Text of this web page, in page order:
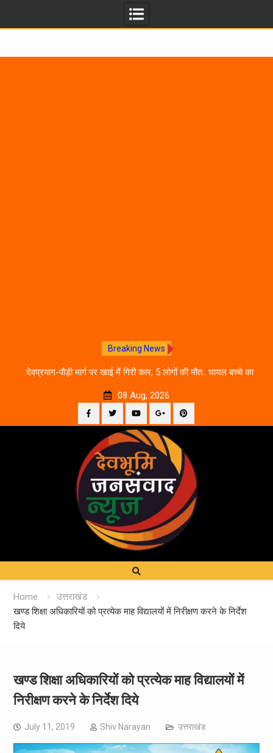
Breaking News
देवप्रयाग-पौड़ी मार्ग पर खाई में गिरी कार, 5 लोगों की मौत.. घायल बच्चे का
08 Aug, 2026
Facebook
TwitterYouTubePlus
Google
Home
उत्तराखंड
खण्ड शिक्षा अधिकारियों को प्रत्येक माह विद्यालयों में निरीक्षण करने के निर्देश
दिये
खण्ड शिक्षा अधिकारियों को प्रत्येक माह विद्यालयों में
निरीक्षण करने के निर्देश दिये
July 11, 2019 Shiv Narayan उत्तराखंड